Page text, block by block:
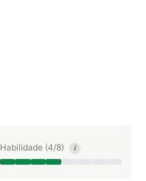
Habilidade (4/8) i